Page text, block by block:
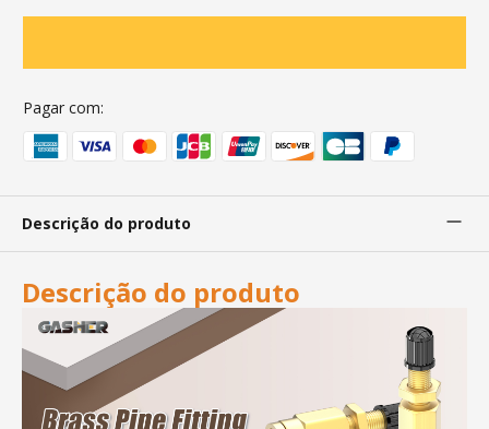
Pagar com:
Descrição do produto
Descrição do produto